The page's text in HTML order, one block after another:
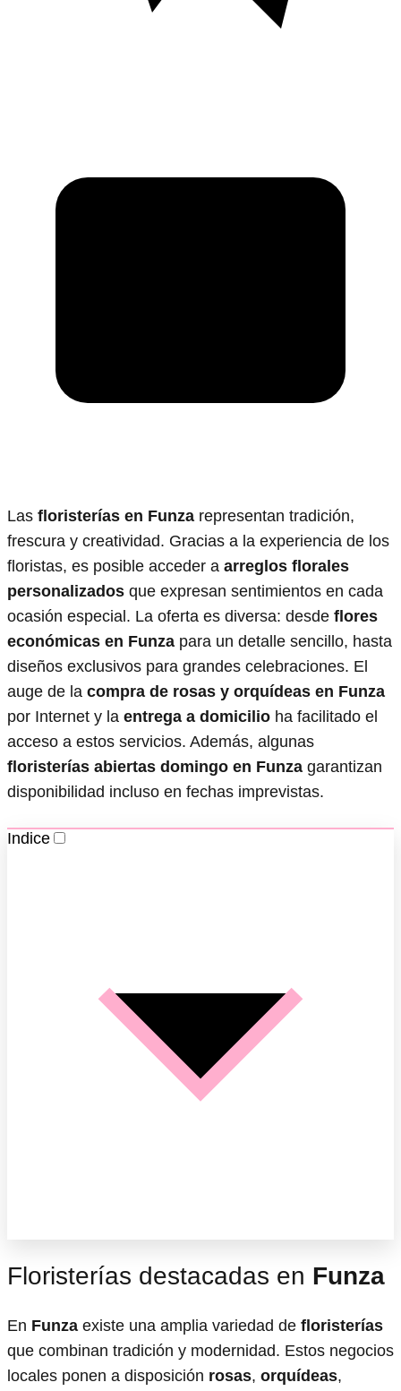
Las floristerías en Funza representan tradición,
frescura y creatividad. Gracias a la experiencia de los
floristas, es posible acceder a arreglos florales
personalizados que expresan sentimientos en cada
ocasión especial. La oferta es diversa: desde flores
económicas en Funza para un detalle sencillo, hasta
diseños exclusivos para grandes celebraciones. El
auge de la compra de rosas y orquídeas en Funza
por Internet y la entrega a domicilio ha facilitado el
acceso a estos servicios. Además, algunas
floristerías abiertas domingo en Funza garantizan
disponibilidad incluso en fechas imprevistas.
Indice
Floristerías destacadas en Funza
En Funza existe una amplia variedad de floristerías
que combinan tradición y modernidad. Estos negocios
locales ponen a disposición rosas, orquídeas,